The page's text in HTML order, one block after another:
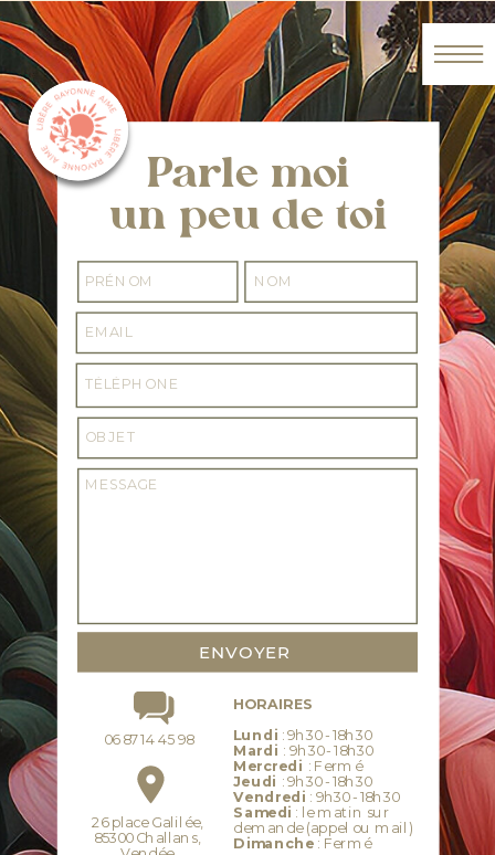
ENVOYER
HORAIRES
Lundi : 9h30 - 18h30
Mardi : 9h30 - 18h30
Mercredi : Fermé
Jeudi : 9h30 - 18h30
Vendredi : 9h30 - 18h30
Samedi : le matin sur
demande (appel ou mail)
Dimanche : Fermé
Parle moi
un peu de toi
26 place Galilée,
85300 Challans,
06 87 14 45 98